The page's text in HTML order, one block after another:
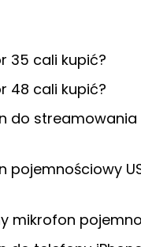
35 cali kupić?
48 cali kupić?
do streamowania
pojemnościowy
mikrofon